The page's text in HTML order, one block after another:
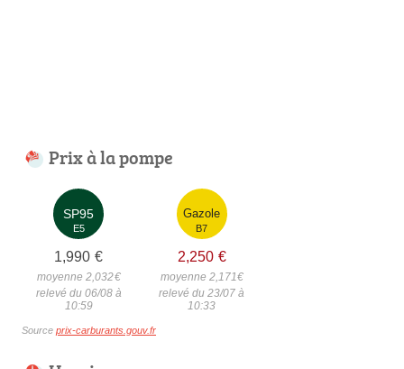
Prix à la pompe
SP95
E5
1,990 €
moyenne 2,032€
relevé du 06/08 à
10:59
Gazole
B7
2,250 €
moyenne 2,171€
relevé du 23/07 à
10:33
Source prix-carburants.gouv.fr